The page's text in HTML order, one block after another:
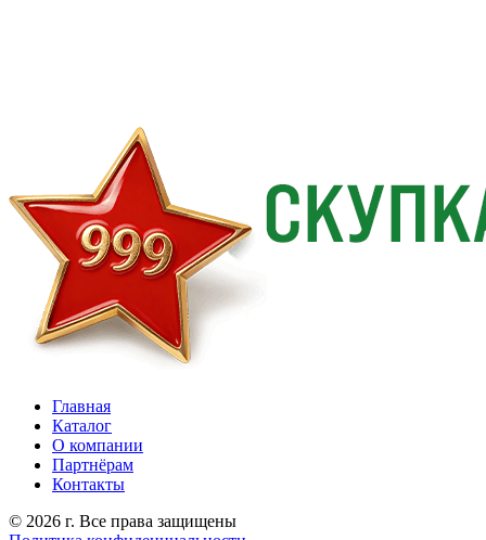
Главная
Каталог
О компании
Партнёрам
Контакты
© 2026 г. Все права защищены